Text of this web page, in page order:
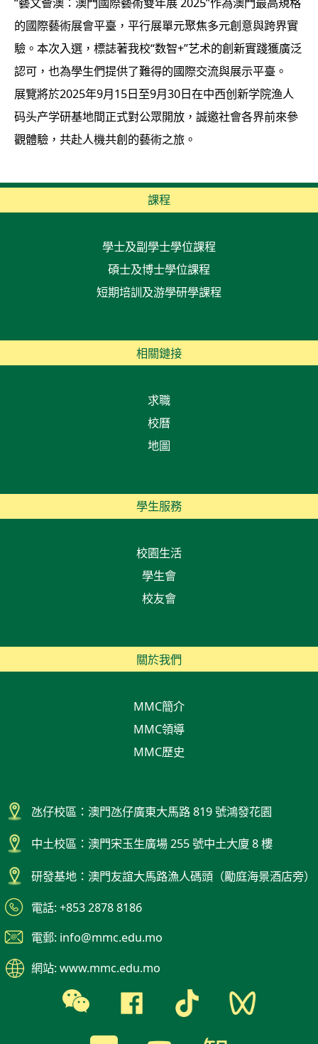
的國際藝術展會平臺，平行展單元聚焦多元創意與跨界實
驗。本次入選，標誌著我校“数智+”艺术的創新實踐獲廣泛
認可，也為學生們提供了難得的國際交流與展示平臺。
展覽將於2025年9月15日至9月30日在中西创新学院渔人
码头产学研基地間正式對公眾開放，誠邀社會各界前來參
觀體驗，共赴人機共創的藝術之旅。
課程
學士及副學士學位課程
碩士及博士學位課程
短期培訓及游學研學課程
相關鏈接
求職
校曆
地圖
學生服務
校園生活
學生會
校友會
關於我們
MMC簡介
MMC領導
MMC歷史
氹仔校區：澳門氹仔廣東大馬路 819 號鴻發花園
中土校區：澳門宋玉生廣場 255 號中土大廈 8 樓
研發基地：澳門友誼大馬路漁人碼頭（勵庭海景酒店旁）
電話: +853 2878 8186
電郵: info@mmc.edu.mo
網站: www.mmc.edu.mo